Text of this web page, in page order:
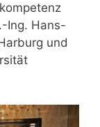
Ing. Hans-
und